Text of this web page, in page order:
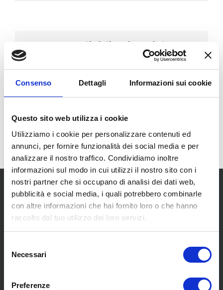
Consenso Dettagli Informazioni sui cookie
Questo sito web utilizza i cookie
Utilizziamo i cookie per personalizzare contenuti ed
annunci, per fornire funzionalità dei social media e per
analizzare il nostro traffico. Condividiamo inoltre
informazioni sul modo in cui utilizzi il nostro sito con i
nostri partner che si occupano di analisi dei dati web,
pubblicità e social media, i quali potrebbero combinarle
con altre informazioni che hai fornito loro o che hanno
raccolto dal tuo utilizzo dei loro servizi.
delNecessari
Preferenze
Condividi sui social
FacebookLinkedInEmail